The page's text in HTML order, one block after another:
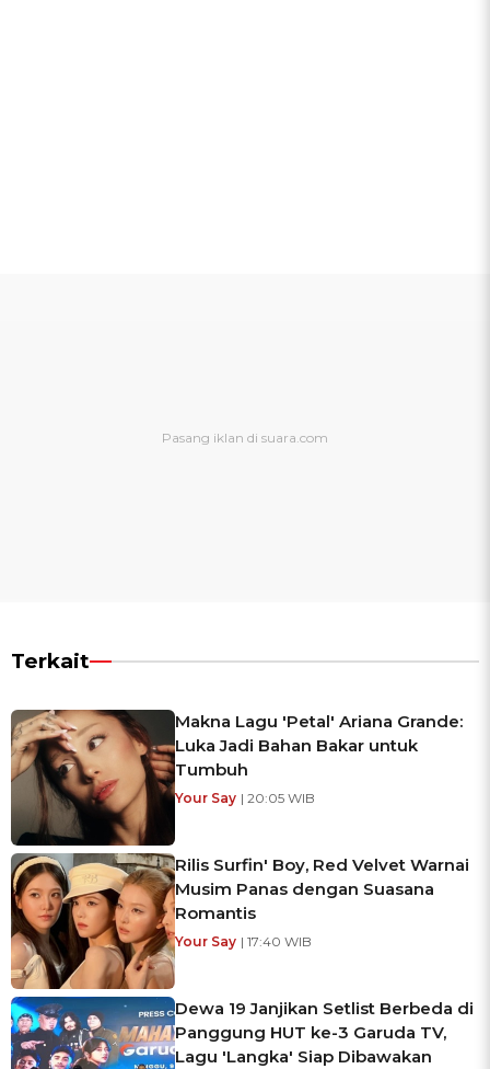
Terkait
Makna Lagu 'Petal' Ariana Grande:
Luka Jadi Bahan Bakar untuk
Tumbuh
Your Say | 20:05 WIB
Rilis Surfin' Boy, Red Velvet Warnai
Musim Panas dengan Suasana
Romantis
Your Say | 17:40 WIB
Dewa 19 Janjikan Setlist Berbeda di
Panggung HUT ke-3 Garuda TV,
Lagu 'Langka' Siap Dibawakan